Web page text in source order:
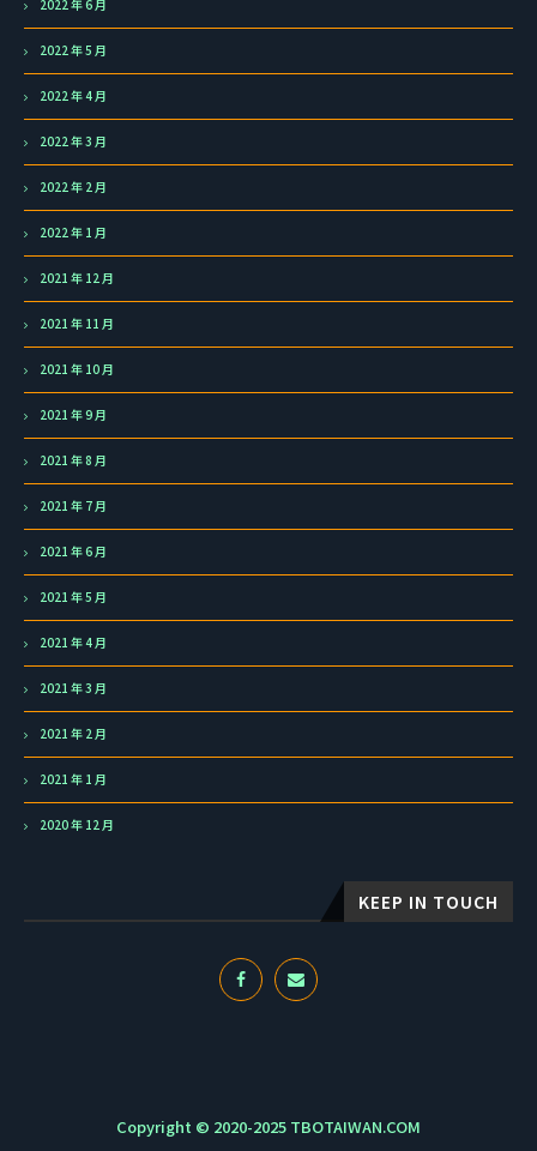
2022 年 6 月
2022 年 5 月
2022 年 4 月
2022 年 3 月
2022 年 2 月
2022 年 1 月
2021 年 12 月
2021 年 11 月
2021 年 10 月
2021 年 9 月
2021 年 8 月
2021 年 7 月
2021 年 6 月
2021 年 5 月
2021 年 4 月
2021 年 3 月
2021 年 2 月
2021 年 1 月
2020 年 12 月
KEEP IN TOUCH
Copyright © 2020-2025 TBOTAIWAN.COM